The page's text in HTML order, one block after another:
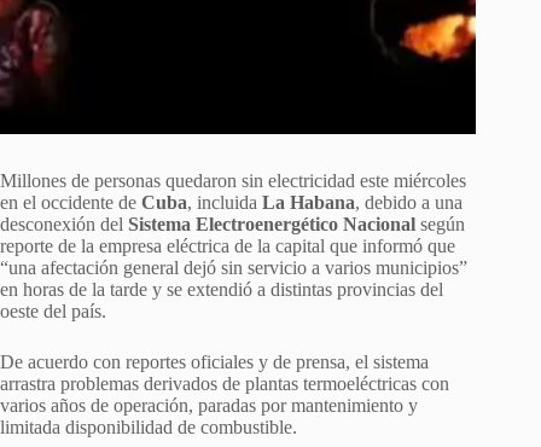
Millones de personas quedaron sin electricidad este miércoles
en el occidente de Cuba, incluida La Habana, debido a una
desconexión del Sistema Electroenergético Nacional según
reporte de la empresa eléctrica de la capital que informó que
“una afectación general dejó sin servicio a varios municipios”
en horas de la tarde y se extendió a distintas provincias del
oeste del país.
De acuerdo con reportes oficiales y de prensa, el sistema
arrastra problemas derivados de plantas termoeléctricas con
varios años de operación, paradas por mantenimiento y
limitada disponibilidad de combustible.